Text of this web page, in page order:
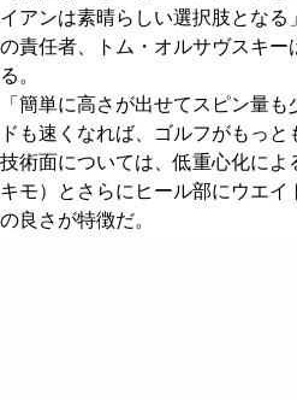
イアンは素晴らしい選択肢となる
の責任者、トム・オルサヴスキ
る。
「簡単に高さが出せてスピン量
ドも速くなれば、ゴルフがもっと
技術面については、低重心化によ
キモ）とさらにヒール部にウエイ
の良さが特徴だ。